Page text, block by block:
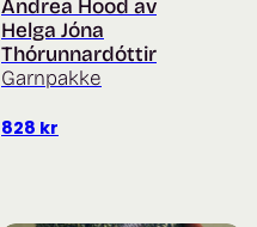
Andrea Hood av
Helga Jóna
Thórunnardóttir
Garnpakke
828 kr